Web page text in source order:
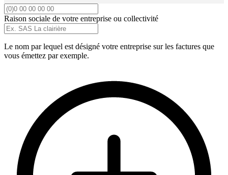
Raison sociale de votre entreprise ou collectivité
Le nom par lequel est désigné votre entreprise sur les factures que
vous émettez par exemple.